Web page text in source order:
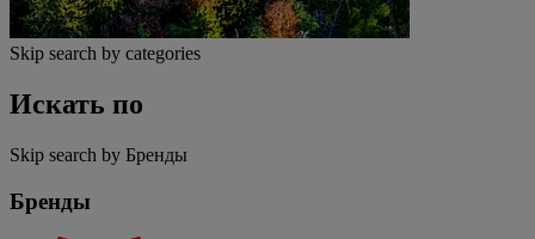
Skip search by categories
Искать по
Skip search by Бренды
Бренды